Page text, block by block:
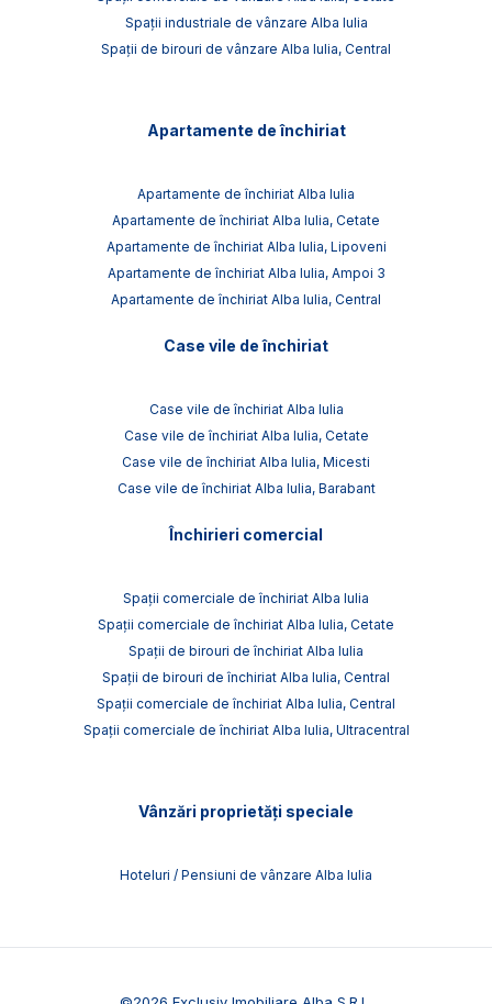
Spații industriale de vânzare Alba Iulia
Spații de birouri de vânzare Alba Iulia, Central
Apartamente de închiriat
Apartamente de închiriat Alba Iulia
Apartamente de închiriat Alba Iulia, Cetate
Apartamente de închiriat Alba Iulia, Lipoveni
Apartamente de închiriat Alba Iulia, Ampoi 3
Apartamente de închiriat Alba Iulia, Central
Case vile de închiriat
Case vile de închiriat Alba Iulia
Case vile de închiriat Alba Iulia, Cetate
Case vile de închiriat Alba Iulia, Micesti
Case vile de închiriat Alba Iulia, Barabant
Închirieri comercial
Spații comerciale de închiriat Alba Iulia
Spații comerciale de închiriat Alba Iulia, Cetate
Spații de birouri de închiriat Alba Iulia
Spații de birouri de închiriat Alba Iulia, Central
Spații comerciale de închiriat Alba Iulia, Central
Spații comerciale de închiriat Alba Iulia, Ultracentral
Vânzări proprietăți speciale
Hoteluri / Pensiuni de vânzare Alba Iulia